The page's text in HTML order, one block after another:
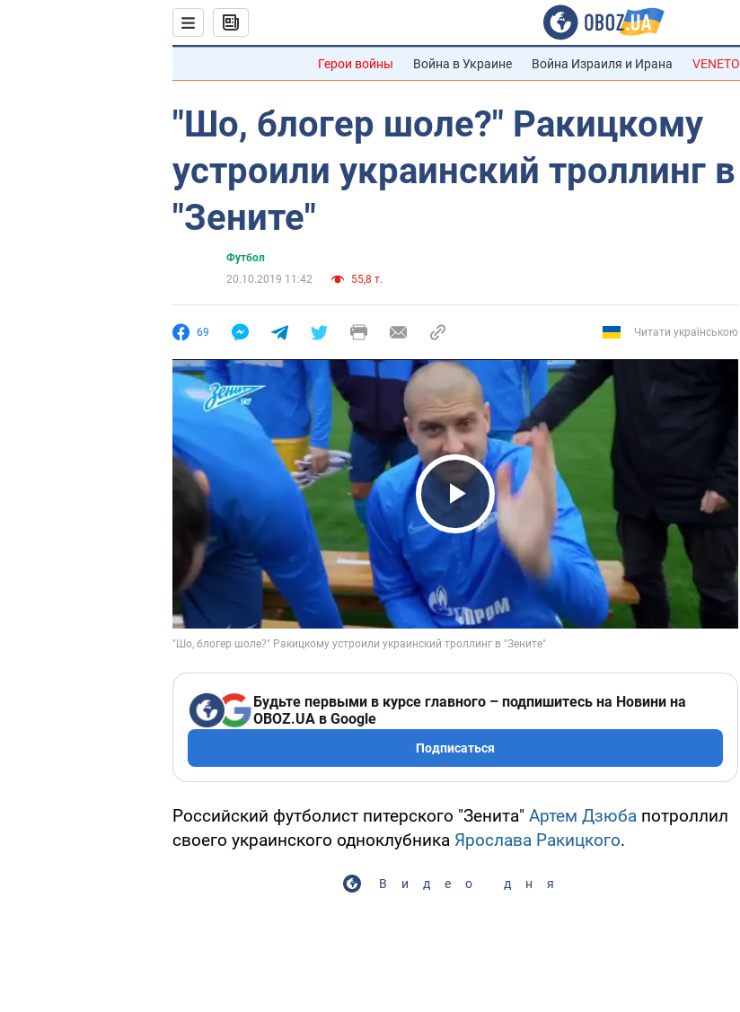
Герои войны Война в Украине Война Израиля и Ирана VENETO
"Шо, блогер шоле?" Ракицкому
устроили украинский троллинг в
"Зените"
Футбол
20.10.2019 11:42
55,8 т.
69 Читати українською
Play Video
Будьте первыми в курсе главного – подпишитесь на Новини на
OBOZ.UA в Google
Подписаться
Российский футболист питерского "Зенита" Артем Дзюба потроллил
своего украинского одноклубника Ярослава Ракицкого.
Видео дня